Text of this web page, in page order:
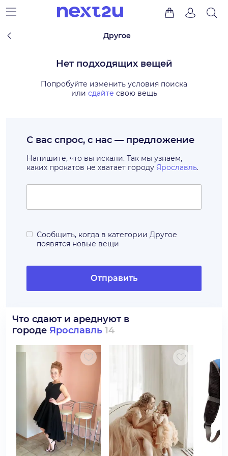
Другое
Нет подходящих вещей
Попробуйте изменить условия поиска
или сдайте свою вещь
С вас спрос, с нас — предложение
Напишите, что вы искали. Так мы узнаем,
каких прокатов не хватает городу Ярославль.
Сообщить, когда в категории Другое
появятся новые вещи
Отправить
Что сдают и ареднуют в
городе Ярославль 14